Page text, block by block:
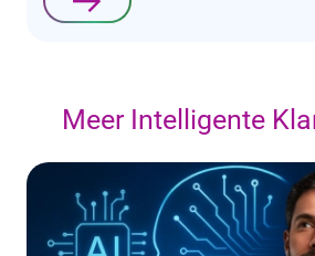
Lees verder
Meer Intelligente